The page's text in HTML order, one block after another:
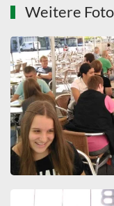
Weitere
ZOOMEN